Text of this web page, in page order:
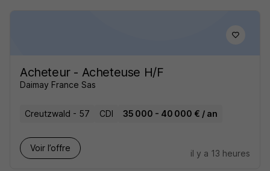
Acheteur - Acheteuse H/F
Daimay France Sas
Creutzwald - 57 CDI 35 000 - 40 000 € / an
Voir l’offre
il y a 13 heures